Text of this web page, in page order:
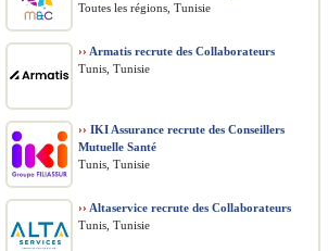
Toutes les régions, Tunisie
›› Armatis recrute des Collaborateurs
Tunis, Tunisie
›› IKI Assurance recrute des Conseillers
Mutuelle Santé
Tunis, Tunisie
›› Altaservice recrute des Collaborateurs
Tunis, Tunisie